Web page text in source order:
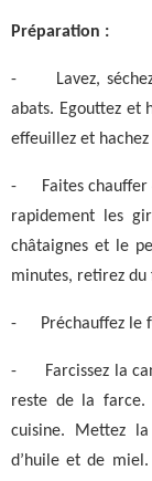
Préparation :
-
Lavez,
abats. Egouttez et
effeuillez et
-
Faites
rapidement les
châtaignes et le
minutes, retirez du
- Préchauffez le
-
Farcissez la
reste de la farce.
cuisine. Mettez
d’huile et de